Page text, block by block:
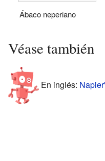
Ábaco neperiano
Véase también
En inglés: